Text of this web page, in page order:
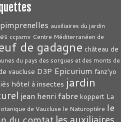
auxiliaires du jardin
ccpsmv Centre Méditerranéen de
de gadagne château de
du pays des sorgues et des monts de
vaucluse D3P Epicurium fanz'yo
hôtel à insectes jardin
jean henri fabre koppert La
de Vaucluse le Naturoptére le
du comtat les auxiliaires